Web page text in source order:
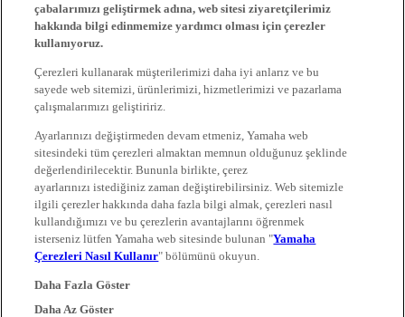
çabalarımızı geliştirmek adına, web sitesi ziyaretçilerimiz
hakkında bilgi edinmemize yardımcı olması için çerezler
kullanıyoruz.
Çerezleri kullanarak müşterilerimizi daha iyi anlarız ve bu
sayede web sitemizi, ürünlerimizi, hizmetlerimizi ve pazarlama
çalışmalarımızı geliştiririz.
Ayarlarınızı değiştirmeden devam etmeniz, Yamaha web
sitesindeki tüm çerezleri almaktan memnun olduğunuz şeklinde
değerlendirilecektir. Bununla birlikte, çerez
ayarlarınızı istediğiniz zaman değiştirebilirsiniz. Web sitemizle
ilgili çerezler hakkında daha fazla bilgi almak, çerezleri nasıl
kullandığımızı ve bu çerezlerin avantajlarını öğrenmek
isterseniz lütfen Yamaha web sitesinde bulunan "Yamaha
Çerezleri Nasıl Kullanır" bölümünü okuyun.
Daha Fazla Göster
Daha Az Göster